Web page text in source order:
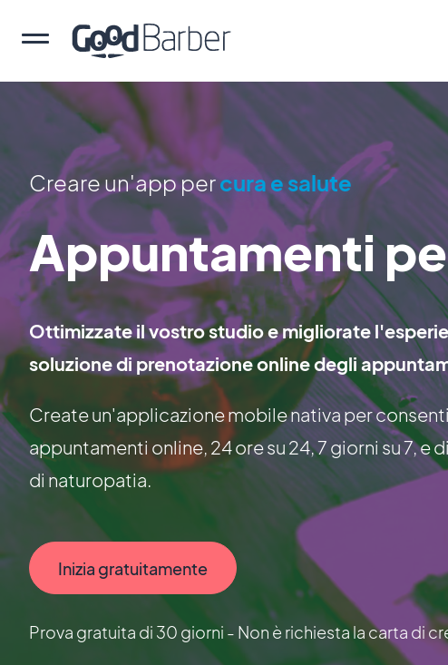
Creare un'app percura e salute
Appuntamenti
Ottimizzate il vostro studio e migliorate
soluzione di prenotazione online degli
Create un'applicazione mobile nativa per
appuntamenti online, 24 ore su 24, 7 giorni su 7,
di naturopatia.
Inizia gratuitamente
Prova gratuita di 30 giorni - Non è richiesta la carta di